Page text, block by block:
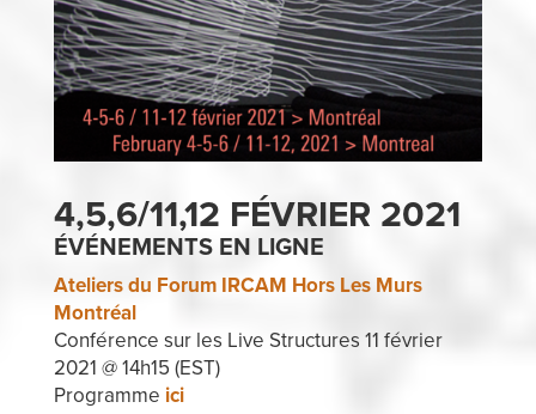
4,5,6/11,12 FÉVRIER 2021
ÉVÉNEMENTS EN LIGNE
Ateliers du Forum IRCAM Hors Les Murs
Montréal
Conférence sur les Live Structures 11 février
2021 @ 14h15 (EST)
Programme ici